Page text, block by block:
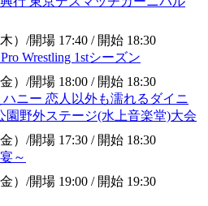
） /開場 17:40 / 開始 18:30
Wrestling 1stシーズン
） /開場 18:00 / 開始 18:30
ハニー 恋人以外も濡れるダイニ
園野外ステージ(水上音楽堂)大会
） /開場 17:30 / 開始 18:30
～
） /開場 19:00 / 開始 19:30